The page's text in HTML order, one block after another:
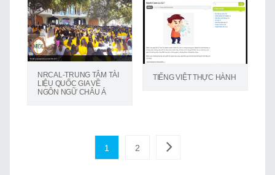
NRCAL-TRUNG TÂM TÀI
LIỆU QUỐC GIA VỀ
NGÔN NGỮ CHÂU Á
TIẾNG VIỆT THỰC HÀNH
1 2